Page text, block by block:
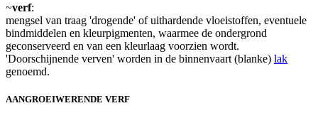
~verf:
mengsel van traag 'drogende' of uithardende vloeistoffen, eventuele
bindmiddelen en kleurpigmenten, waarmee de ondergrond
geconserveerd en van een kleurlaag voorzien wordt.
'Doorschijnende verven' worden in de binnenvaart (blanke) lak
genoemd.
AANGROEIWERENDE VERF